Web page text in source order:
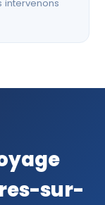
intervenons
sur-